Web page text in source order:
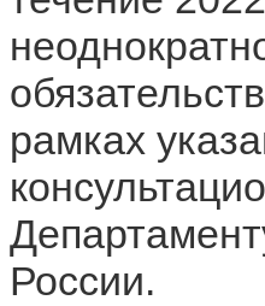
рамках
России.